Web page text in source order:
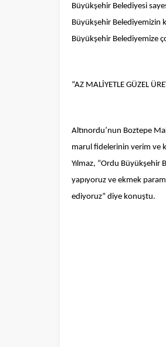
Büyükşehir Belediyesi
Büyükşehir Belediyemizin
Büyükşehir Belediyemize
“AZ MALİYETLE GÜZEL
Altınordu’nun Boztepe
marul fidelerinin verim ve
Yılmaz, “Ordu Büyükşehir
yapıyoruz ve ekmek
ediyoruz” diye konuştu.